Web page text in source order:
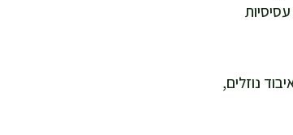
מקבלים עסיסיות
איבוד נוזלים,